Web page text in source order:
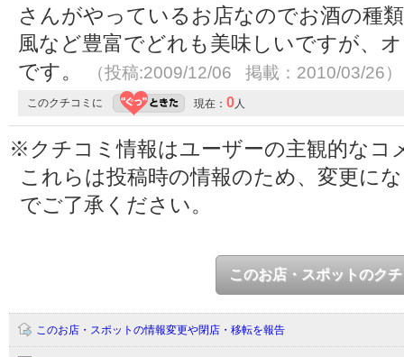
さんがやっているお店なのでお酒の種
風など豊富でどれも美味しいですが、
です。
（投稿:2009/12/06 掲載：2010/03/26）
このクチコミに 現在： 0人
※クチコミ情報はユーザーの主観的なコ
これらは投稿時の情報のため、変更に
でご了承ください。
このお店・スポットのク
このお店・スポットの情報変更や閉店・移転を報告